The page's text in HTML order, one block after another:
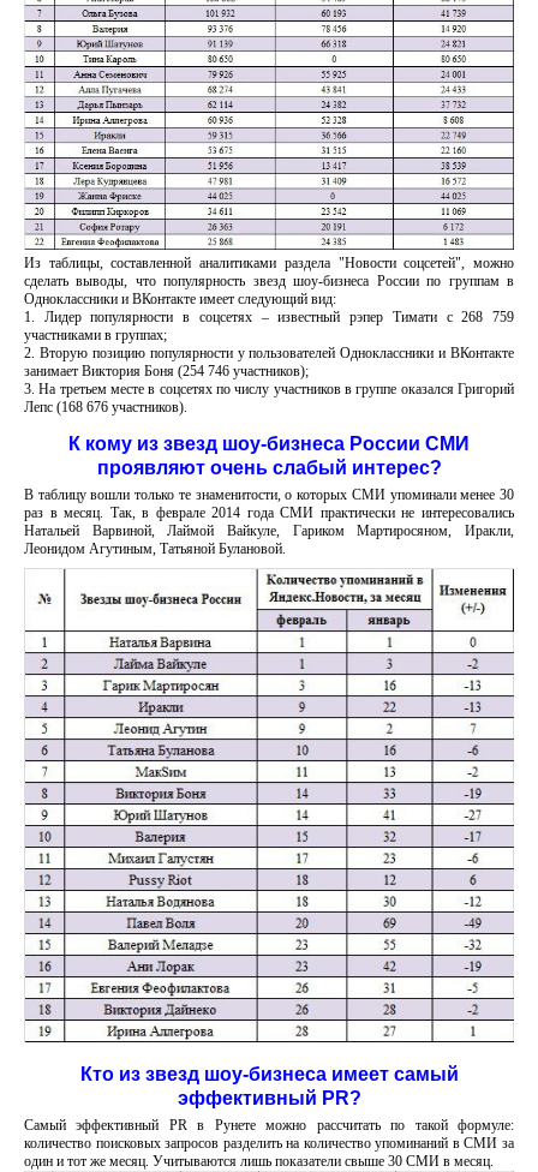
Из таблицы, составленной аналитиками раздела "Новости соцсетей", можно
сделать выводы, что популярность звезд шоу-бизнеса России по группам в
Одноклассники и ВКонтакте имеет следующий вид:
1. Лидер популярности в соцсетях – известный рэпер Тимати с 268 759
участниками в группах;
2. Вторую позицию популярности у пользователей Одноклассники и ВКонтакте
занимает Виктория Боня (254 746 участников);
3. На третьем месте в соцсетях по числу участников в группе оказался Григорий
Лепс (168 676 участников).
К кому из звезд шоу-бизнеса России СМИ
проявляют очень слабый интерес?
В таблицу вошли только те знаменитости, о которых СМИ упоминали менее 30
раз в месяц. Так, в феврале 2014 года СМИ практически не интересовались
Натальей Варвиной, Лаймой Вайкуле, Гариком Мартиросяном, Иракли,
Леонидом Агутиным, Татьяной Булановой.
Кто из звезд шоу-бизнеса имеет самый
эффективный PR?
Самый эффективный PR в Рунете можно рассчитать по такой формуле:
количество поисковых запросов разделить на количество упоминаний в СМИ за
один и тот же месяц. Учитываются лишь показатели свыше 30 СМИ в месяц.